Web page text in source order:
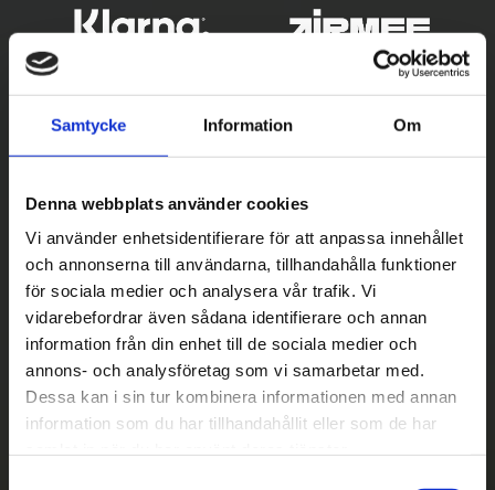
Samtycke Information Om
Denna webbplats använder cookies
Vi använder enhetsidentifierare för att anpassa innehållet
och annonserna till användarna, tillhandahålla funktioner
för sociala medier och analysera vår trafik. Vi
vidarebefordrar även sådana identifierare och annan
information från din enhet till de sociala medier och
annons- och analysföretag som vi samarbetar med.
Dessa kan i sin tur kombinera informationen med annan
information som du har tillhandahållit eller som de har
Betala säkert
|| Välj ||
Snabba leveranser
||
Eller ||
Hämta på lagret med/utan montering